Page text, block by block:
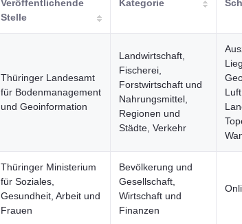
Veröffentlichende
Stelle
Kategorie
Thüringer Landesamt
für Bodenmanagement
und Geoinformation
Landwirtschaft,
Fischerei,
Forstwirtschaft und
Nahrungsmittel,
Regionen und
Städte, Verkehr
Thüringer Ministerium
für Soziales,
Gesundheit, Arbeit und
Frauen
Bevölkerung und
Gesellschaft,
Wirtschaft und
Finanzen